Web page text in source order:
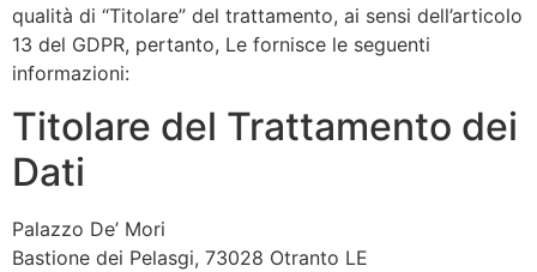
qualità di “Titolare” del trattamento, ai sensi dell’articolo
13 del GDPR, pertanto, Le fornisce le seguenti
informazioni:
Titolare del Trattamento dei
Dati
Palazzo De’ Mori
Bastione dei Pelasgi, 73028 Otranto LE